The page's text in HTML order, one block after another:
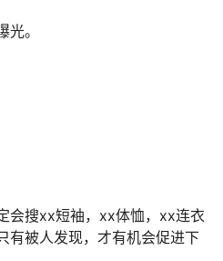
。
会搜xx短袖，xx体恤，xx连衣
有被人发现，才有机会促进下